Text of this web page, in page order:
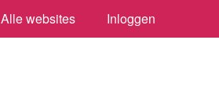
Alle websites Inloggen